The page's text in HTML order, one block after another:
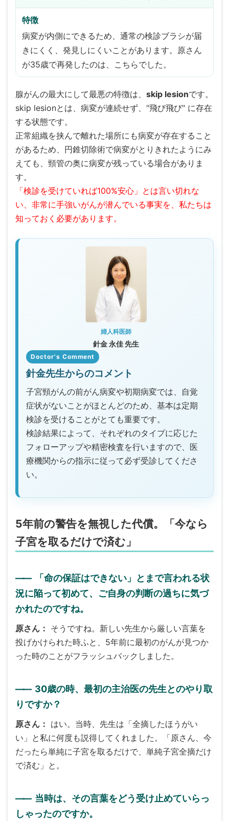
特徴
病変が内側にできるため、通常の検診ブラシが届
きにくく、発見しにくいことがあります。原さん
が35歳で再発したのは、こちらでした。
腺がんの最大にして最悪の特徴は、 skip lesionです。
skip lesionとは、病変が連続せず、"飛び飛び" に存在
する状態です。
正常組織を挟んで離れた場所にも病変が存在すること
があるため、円錐切除術で病変がとりきれたようにみ
えても、頸管の奥に病変が残っている場合がありま
す。
「検診を受けていれば100%安心」とは言い切れな
い、非常に手強いがんが潜んでいる事実を、私たちは
知っておく必要があります。
婦人科医師
針金 永佳 先生
Doctor's Comment
針金先生からのコメント
子宮頸がんの前がん病変や初期病変では、自覚
症状がないことがほとんどのため、基本は定期
検診を受けることがとても重要です。
検診結果によって、それぞれのタイプに応じた
フォローアップや精密検査を行いますので、医
療機関からの指示に従って必ず受診してくださ
い。
5年前の警告を無視した代償。「今なら
子宮を取るだけで済む」
――
「命の保証はできない」とまで言われる状
況に陥って初めて、ご自身の判断の過ちに気づ
かれたのですね。
原さん
そうですね。新しい先生から厳しい言葉を
投げかけられた時ふと、5年前に最初のがんが見つか
った時のことがフラッシュバックしました。
―― 30歳の時、最初の主治医の先生とのやり取
りですか？
原さん
はい。当時、先生は「全摘したほうがい
い」と私に何度も説得してくれました。「原さん、今
だったら単純に子宮を取るだけで、単純子宮全摘だけ
で済む」と。
―― 当時は、その言葉をどう受け止めていらっ
しゃったのですか。